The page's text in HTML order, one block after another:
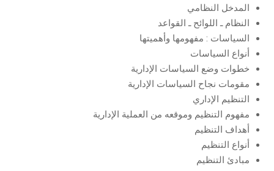
المدخل النظامي
النظام ـ اللوائح ـ القواعد
السياسات : مفهومها وأهميتها
أنواع السياسات
خطوات وضع السياسات الإدارية
مقومات نجاح السياسات الإدارية
التنظيم الإداري
مفهوم التنظيم وموقعه من العملية الإدارية
أهداف التنظيم
أنواع التنظيم
مبادئ التنظيم